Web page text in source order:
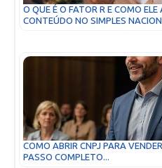
O QUE É O FATOR R E COMO
CONTEÚDO NO SIMPLES
COMO ABRIR CNPJ PARA
PASSO COMPLETO...